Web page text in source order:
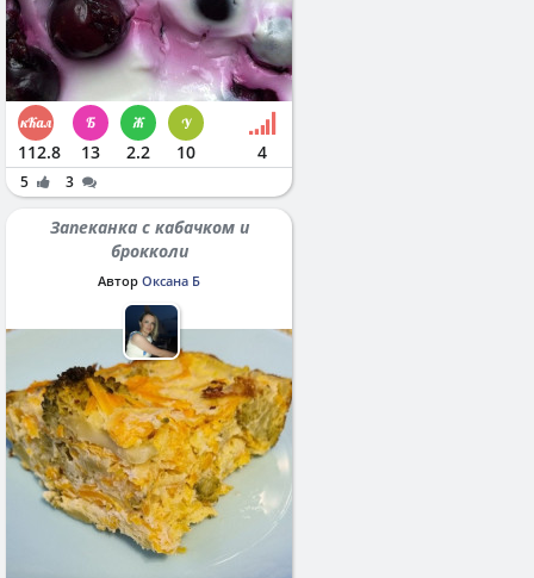
112.8 13 2.2 10 4
5 3
Запеканка с кабачком и
брокколи
Автор Оксана Б